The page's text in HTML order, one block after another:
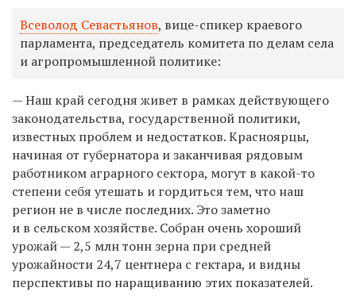
Всеволод Севастьянов, вице-спикер краевого
парламента, председатель комитета по делам села
и агропромышленной политике:
— Наш край сегодня живет в рамках действующего
законодательства, государственной политики,
известных проблем и недостатков. Красноярцы,
начиная от губернатора и заканчивая рядовым
работником аграрного сектора, могут в какой-то
степени себя утешать и гордиться тем, что наш
регион не в числе последних. Это заметно
и в сельском хозяйстве. Собран очень хороший
урожай — 2,5 млн тонн зерна при средней
урожайности 24,7 центнера с гектара, и видны
перспективы по наращиванию этих показателей.